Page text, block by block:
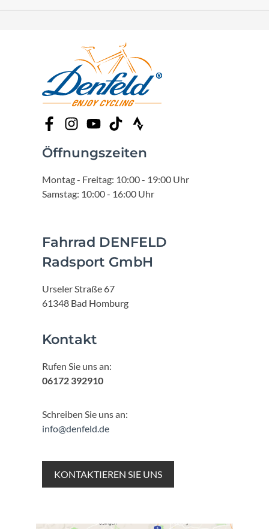
Öffnungszeiten
Montag - Freitag: 10:00 - 19:00 Uhr
Samstag: 10:00 - 16:00 Uhr
Fahrrad DENFELD
Radsport GmbH
Urseler Straße 67
61348 Bad Homburg
Kontakt
Rufen Sie uns an:
06172 392910
Schreiben Sie uns an:
info@denfeld.de
KONTAKTIEREN SIE UNS